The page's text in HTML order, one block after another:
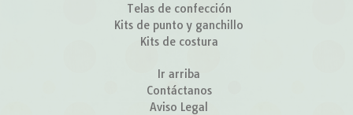
Telas de confección
Kits de punto y ganchillo
Kits de costura
Ir arriba
Contáctanos
Aviso Legal